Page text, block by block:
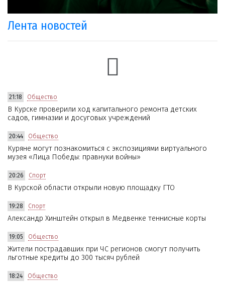
Лента новостей
21:18 Общество
В Курске проверили ход капитального ремонта детских
садов, гимназии и досуговых учреждений
20:44 Общество
Куряне могут познакомиться с экспозициями виртуального
музея «Лица Победы: правнуки войны»
20:26 Спорт
В Курской области открыли новую площадку ГТО
19:28 Спорт
Александр Хинштейн открыл в Медвенке теннисные корты
19:05 Общество
Жители пострадавших при ЧС регионов смогут получить
льготные кредиты до 300 тысяч рублей
18:24 Общество